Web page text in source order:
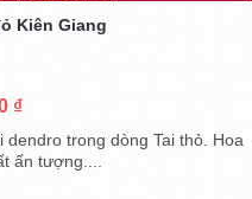
Kiên Giang
₫
dendro trong dòng Tai thỏ. Hoa
ấn tượng....